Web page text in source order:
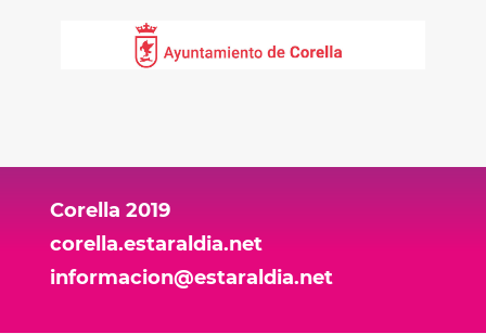
Corella 2019
corella.estaraldia.net
informacion@estaraldia.net